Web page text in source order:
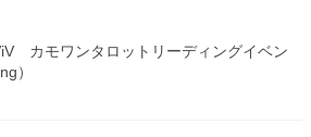
カモワンタロットリーディングイベン
）